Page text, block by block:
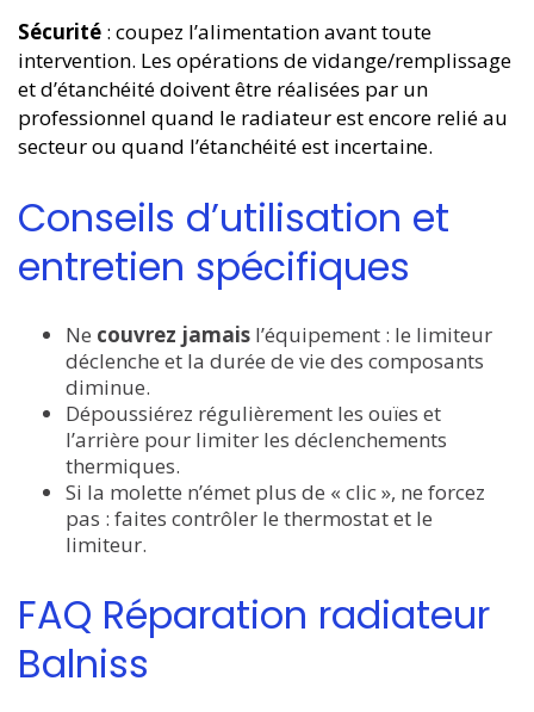
Sécurité : coupez l’alimentation avant toute
intervention. Les opérations de vidange/remplissage
et d’étanchéité doivent être réalisées par un
professionnel quand le radiateur est encore relié au
secteur ou quand l’étanchéité est incertaine.
Conseils d’utilisation et
entretien spécifiques
Ne couvrez jamais l’équipement : le limiteur
déclenche et la durée de vie des composants
diminue.
Dépoussiérez régulièrement les ouïes et
l’arrière pour limiter les déclenchements
thermiques.
Si la molette n’émet plus de « clic », ne forcez
pas : faites contrôler le thermostat et le
limiteur.
FAQ Réparation radiateur
Balniss